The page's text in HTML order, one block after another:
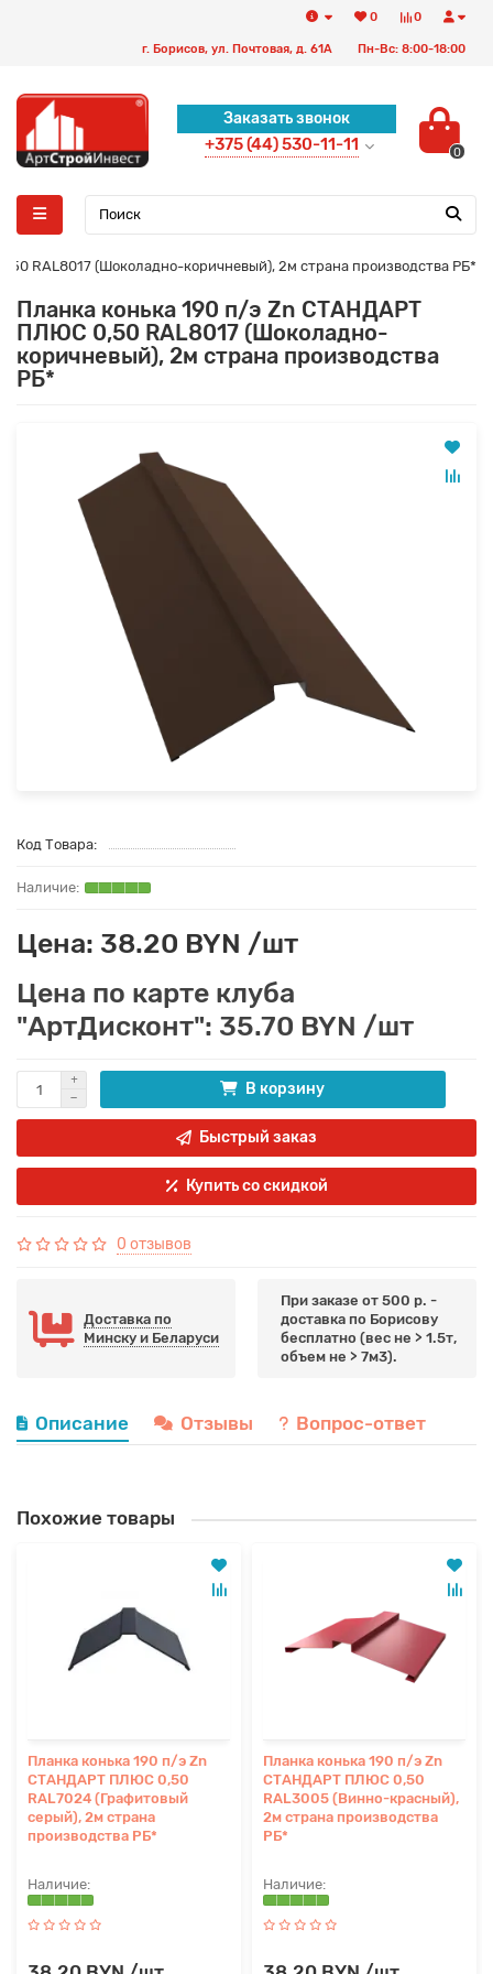
0
0
г. Борисов, ул. Почтовая, д. 61А Пн-Вс: 8:00-18:00
Заказать звонок
+375 (44) 530-11-11 0
RAL8017 (Шоколадно-коричневый), 2м страна производства РБ*
Планка конька 190 п/э Zn СТАНДАРТ
ПЛЮС 0,50 RAL8017 (Шоколадно-
коричневый), 2м страна производства
РБ*
Код Товара:
Цена: 38.20 BYN /шт
Цена по карте клуба
"АртДисконт": 35.70 BYN /шт
В корзину
Быстрый заказ
Купить со скидкой
0 отзывов
Доставка по
Минску и Беларуси
При заказе от 500 р. -
доставка по Борисову
бесплатно (вес не > 1.5т,
объем не > 7м3).
Описание Отзывы Вопрос-ответ
Похожие товары
Планка конька 190 п/э Zn
СТАНДАРТ ПЛЮС 0,50
RAL7024 (Графитовый
серый), 2м страна
производства РБ*
Планка конька 190 п/э Zn
СТАНДАРТ ПЛЮС 0,50
RAL3005 (Винно-красный),
2м страна производства
РБ*